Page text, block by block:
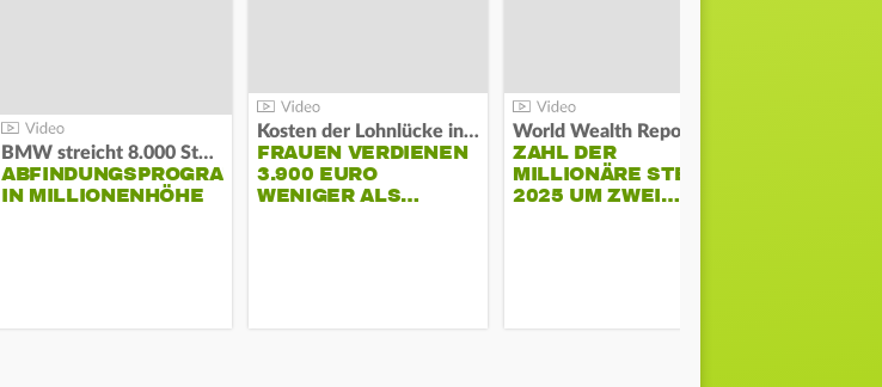
BMW streicht 8.000 Stellen:
ABFINDUNGSPROGRAMM
IN MILLIONENHÖHE
Kosten der Lohnlücke in der EU:
FRAUEN VERDIENEN
3.900 EURO
WENIGER ALS…
World Wealth Report:
ZAHL DER
MILLIONÄRE STEIGT
2025 UM ZWEI…